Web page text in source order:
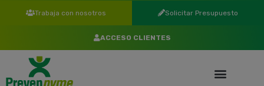
Trabaja con nosotros Solicitar Presupuesto
ACCESO CLIENTES